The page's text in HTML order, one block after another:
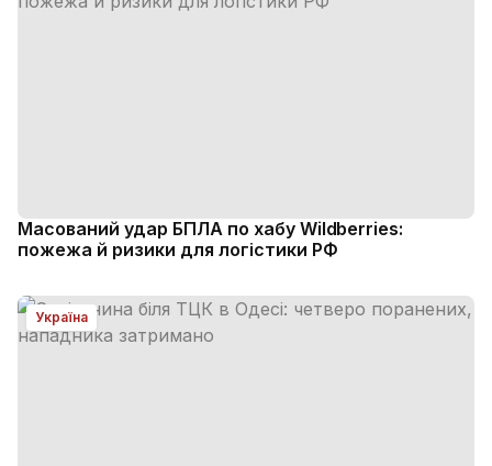
Масований удар БПЛА по хабу Wildberries:
пожежа й ризики для логістики РФ
Україна